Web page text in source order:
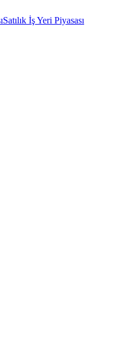
Satılık İş Yeri Piyasası